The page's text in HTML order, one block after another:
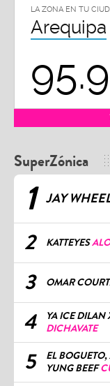
LA ZONA EN TU
Arequipa
95.9
SuperZónica
1 JAY
2 KATTEYESALO
3 OMAR
4
YA ICE DILAN
DICHAVATE
5
EL
YUNG BEEF